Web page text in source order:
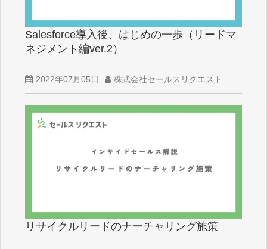
Salesforce導入後、はじめの一歩（リードマ
ネジメント編ver.2）
2022年07月05日 株式会社セールスリクエスト
リサイクルリードのナーチャリング施策